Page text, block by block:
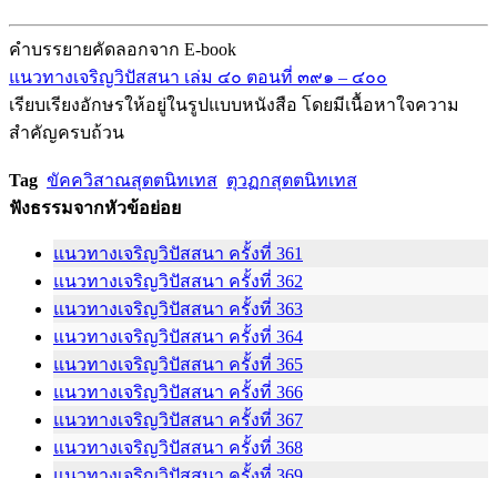
คำบรรยายคัดลอกจาก E-book
แนวทางเจริญวิปัสสนา เล่ม ๔๐ ตอนที่ ๓๙๑ – ๔๐๐
เรียบเรียงอักษรให้อยู่ในรูปแบบหนังสือ โดยมีเนื้อหาใจความ
สำคัญครบถ้วน
Tag ขัคควิสาณสุตตนิทเทส ตุวฏกสุตตนิทเทส
ฟังธรรมจากหัวข้อย่อย
แนวทางเจริญวิปัสสนา ครั้งที่ 361
แนวทางเจริญวิปัสสนา ครั้งที่ 362
แนวทางเจริญวิปัสสนา ครั้งที่ 363
แนวทางเจริญวิปัสสนา ครั้งที่ 364
แนวทางเจริญวิปัสสนา ครั้งที่ 365
แนวทางเจริญวิปัสสนา ครั้งที่ 366
แนวทางเจริญวิปัสสนา ครั้งที่ 367
แนวทางเจริญวิปัสสนา ครั้งที่ 368